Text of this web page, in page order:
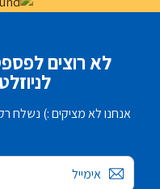
לא רוצים
אנחנו לא מציקים :) נשלח
אימייל